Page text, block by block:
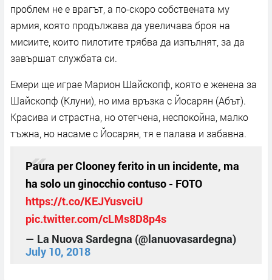
проблем не е врагът, а по-скоро собствената му
армия, която продължава да увеличава броя на
мисиите, които пилотите трябва да изпълнят, за да
завършат службата си.
Емери ще играе Марион Шайскопф, която е женена за
Шайскопф (Клуни), но има връзка с Йосарян (Абът).
Красива и страстна, но отегчена, неспокойна, малко
тъжна, но насаме с Йосарян, тя е палава и забавна.
Paura per Clooney ferito in un incidente, ma
ha solo un ginocchio contuso - FOTO
https://t.co/KEJYusvciU
pic.twitter.com/cLMs8D8p4s
— La Nuova Sardegna (@lanuovasardegna)
July 10, 2018